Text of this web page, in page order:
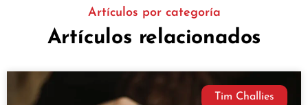
Artículos por categoría
Artículos relacionados
Tim Challies